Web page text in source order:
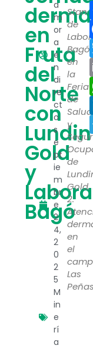
en
Fruta
del
Norte
con
Lundin
Gold
y
Bagó
a
m
or
a
e
n
di
re
ct
o
s
e
pt
ie
m
br
e
2
4,
2
0
2
5
M
in
e
rí
a
Stand
de
Bagó
en
la
Feria
de
Salud
y
de
Gold.
2.
en
el
Las